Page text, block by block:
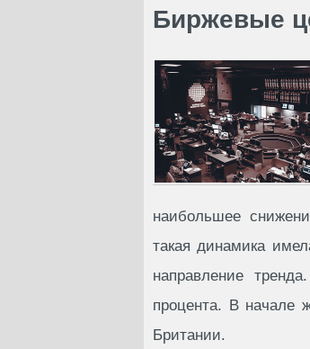
Биржевые
наибольшее
такая динамика
направление
процента. В начале
Британии.